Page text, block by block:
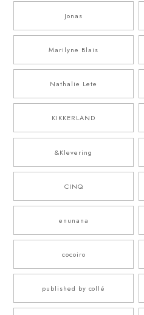
Jonas
Marilyne Blais
Nathalie Lete
KIKKERLAND
&Klevering
CINQ
enunana
cocoiro
published by collé